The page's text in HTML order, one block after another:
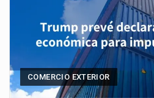
COMERCIO EXTERIOR